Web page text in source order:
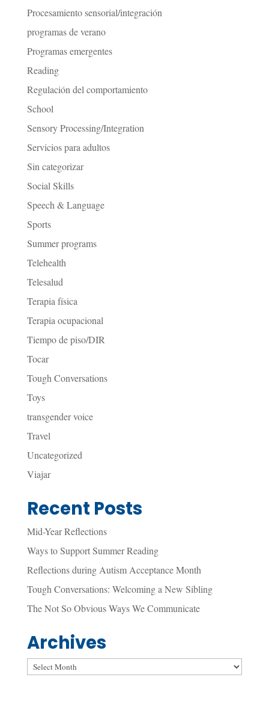
Procesamiento sensorial/integración
programas de verano
Programas emergentes
Reading
Regulación del comportamiento
School
Sensory Processing/Integration
Servicios para adultos
Sin categorizar
Social Skills
Speech & Language
Sports
Summer programs
Telehealth
Telesalud
Terapia física
Terapia ocupacional
Tiempo de piso/DIR
Tocar
Tough Conversations
Toys
transgender voice
Travel
Uncategorized
Viajar
Recent Posts
Mid-Year Reflections
Ways to Support Summer Reading
Reflections during Autism Acceptance Month
Tough Conversations: Welcoming a New Sibling
The Not So Obvious Ways We Communicate
Archives
Archives